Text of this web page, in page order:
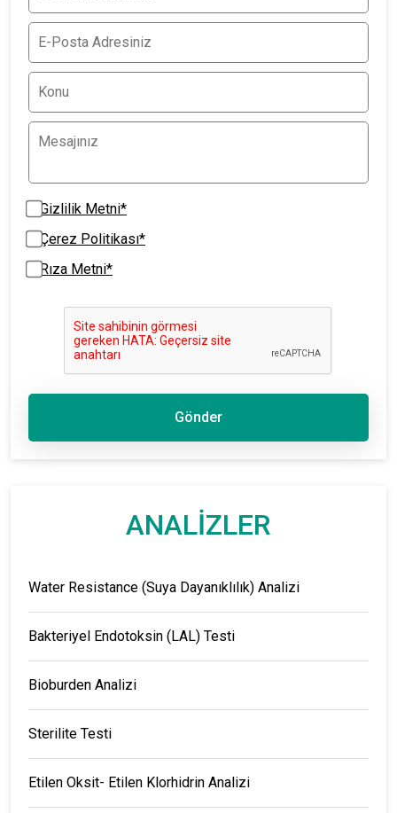
Gizlilik Metni*
Çerez Politikası*
Rıza Metni*
Gönder
ANALİZLER
Water Resistance (Suya Dayanıklılık) Analizi
Bakteriyel Endotoksin (LAL) Testi
Bioburden Analizi
Sterilite Testi
Etilen Oksit- Etilen Klorhidrin Analizi